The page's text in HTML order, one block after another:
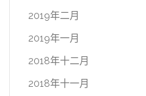
2019年二月
2019年一月
2018年十二月
2018年十一月